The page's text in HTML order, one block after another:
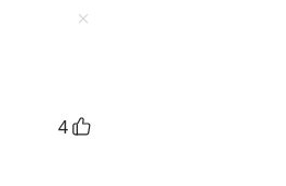
4